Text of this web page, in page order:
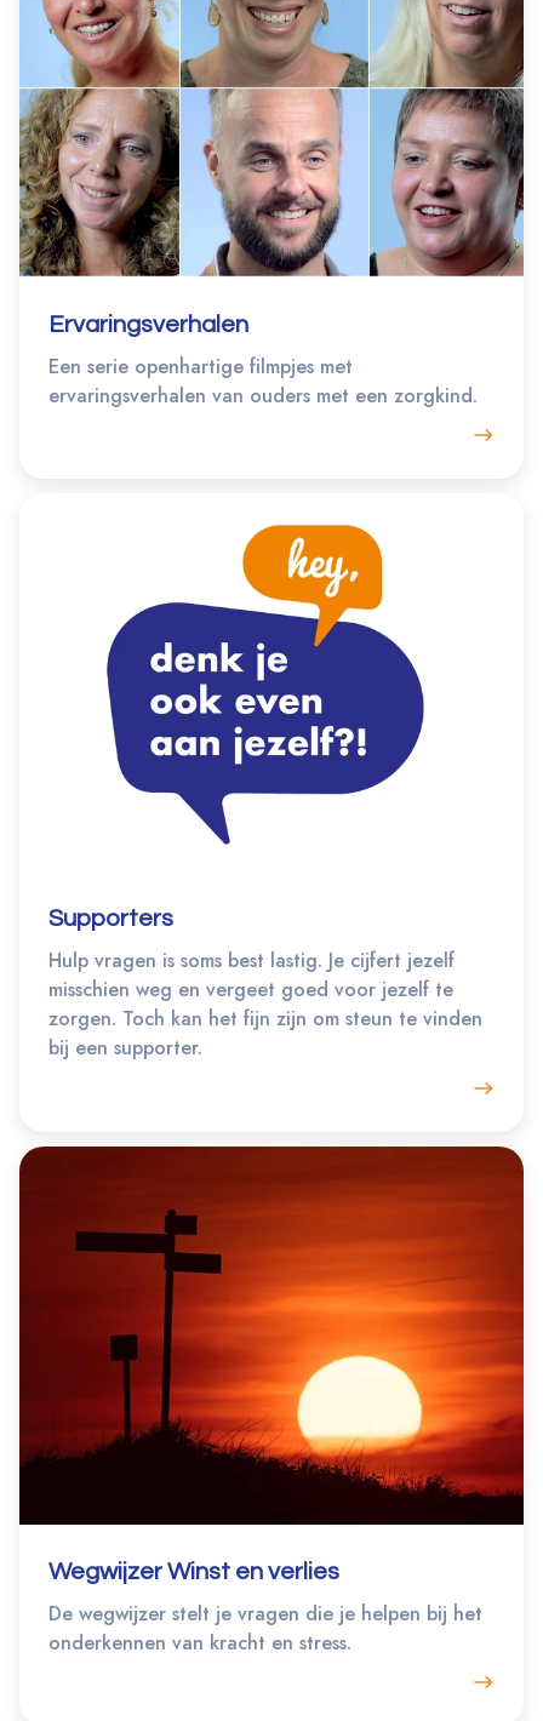
Ervaringsverhalen
Een serie openhartige filmpjes met
ervaringsverhalen van ouders met een zorgkind.
Supporters
Hulp vragen is soms best lastig. Je cijfert jezelf
misschien weg en vergeet goed voor jezelf te
zorgen. Toch kan het fijn zijn om steun te vinden
bij een supporter.
Wegwijzer Winst en verlies
De wegwijzer stelt je vragen die je helpen bij het
onderkennen van kracht en stress.